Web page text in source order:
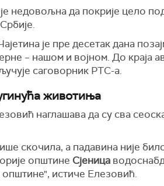
недовољна да покрије цело
је пре десетак дана
– нашом и војном. До краја
саговорник РТС-а.
животиња
наглашава да су сва
скочила, а падавина није
општине Сјеница
истиче Елезовић.